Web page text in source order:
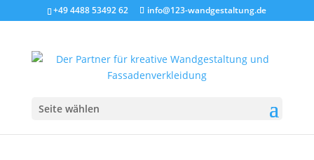
+49 4488 53492 62 info@123-wandgestaltung.de
Seite wählen